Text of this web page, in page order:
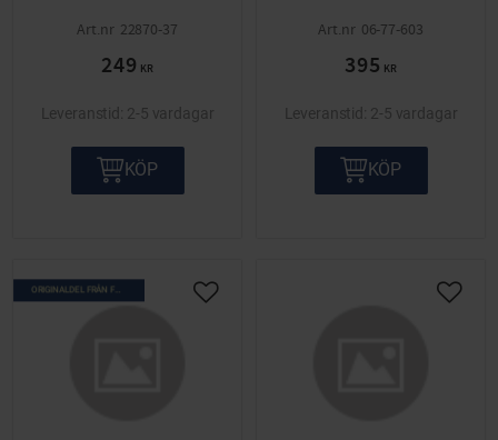
22870-37
249 KR
2-5 vardagar
KÖP
06-77-603
395 KR
2-5 vardagar
KÖP
Lägg till i önskelista Lägg